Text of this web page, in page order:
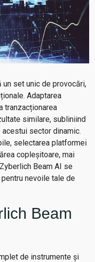
set unic de provocări,
Adaptarea
tranzacționarea
similare, subliniind
sector dinamic.
selectarea platformei
copleșitoare, mai
Beam AI se
nevoile tale de
Beam
de instrumente și